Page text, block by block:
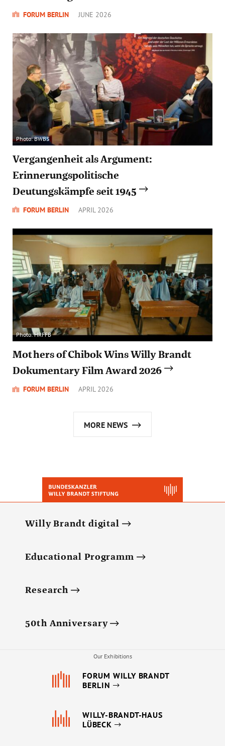
FORUM BERLIN JUNE 2026
Photo: BWBS
Vergangenheit als Argument:
Erinnerungspolitische
Deutungskämpfe seit 1945
FORUM BERLIN APRIL 2026
Photo: HRFFB
Mothers of Chibok Wins Willy Brandt
Dokumentary Film Award 2026
FORUM BERLIN APRIL 2026
MORE NEWS
Willy Brandt digital
Educational Programm
Research
50th Anniversary
Our Exhibitions
FORUM WILLY BRANDT
BERLIN
WILLY-BRANDT-HAUS
LÜBECK